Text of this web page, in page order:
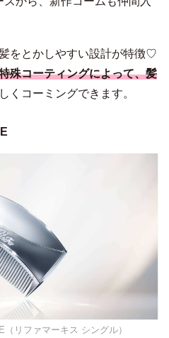
をとかしやすい設計が特徴♡
殊コーティングによって、髪
くコーミングできます。
リファマーキス シングル）